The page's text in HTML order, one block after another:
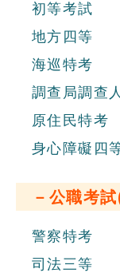
初等考試
地方四等
海巡特考
調查局調查
原住民特考
身心障礙四
－公職考
警察特考
司法三等